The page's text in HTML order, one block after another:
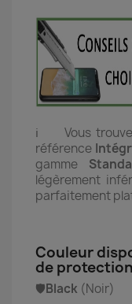
ℹ️ Vous
référence
gamme
légèrement
parfaitement
Couleur
de
🛡️Black (Noir)